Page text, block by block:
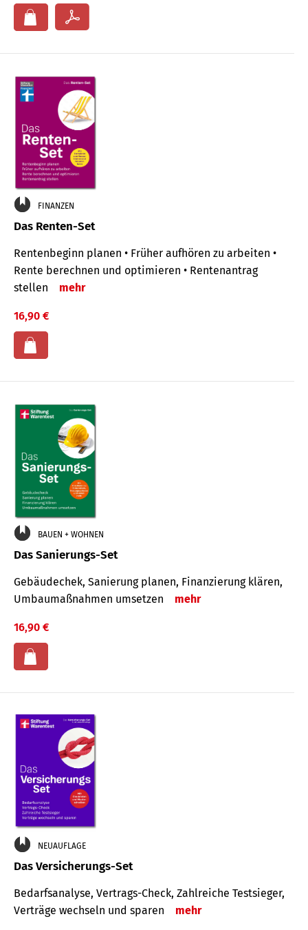
FINANZEN
Das Renten-Set
Rentenbeginn planen • Früher aufhören zu arbeiten •
Rente berechnen und optimieren • Rentenantrag
stellen
mehr
16,90 €
BAUEN + WOHNEN
Das Sanierungs-Set
Gebäudechek, Sanierung planen, Finanzierung klären,
Umbaumaßnahmen umsetzen
mehr
16,90 €
NEUAUFLAGE
Das Versicherungs-Set
Bedarfsanalyse, Vertrags-Check, Zahlreiche Testsieger,
Verträge wechseln und sparen
mehr